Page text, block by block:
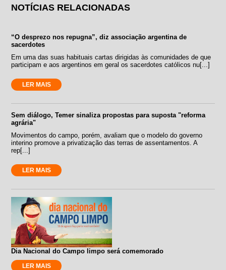
NOTÍCIAS RELACIONADAS
“O desprezo nos repugna”, diz associação argentina de
sacerdotes
Em uma das suas habituais cartas dirigidas às comunidades de que
participam e aos argentinos em geral os sacerdotes católicos nu[...]
LER MAIS
Sem diálogo, Temer sinaliza propostas para suposta "reforma
agrária"
Movimentos do campo, porém, avaliam que o modelo do governo
interino promove a privatização das terras de assentamentos. A
rep[...]
LER MAIS
Dia Nacional do Campo limpo será comemorado
LER MAIS